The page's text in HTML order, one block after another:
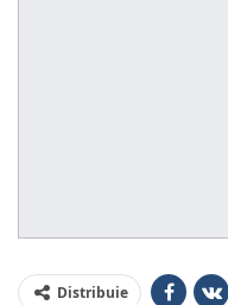
Distribuie